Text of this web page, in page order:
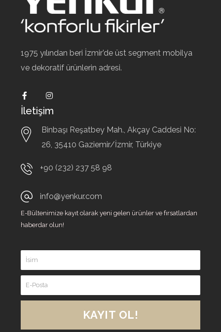
1975 yılından beri İzmir’de üst segment mobilya
ve dekoratif ürünlerin adresi.
İletişim
Binbaşı Reşatbey Mah., Akçay Caddesi No:
26, 35410 Gaziemir/İzmir, Türkiye
+90 (232) 237 58 98
info@yenkur.com
E-Bültenimize kayıt olarak yeni gelen ürünler ve fırsatlardan
haberdar olun!
KAYIT OL!